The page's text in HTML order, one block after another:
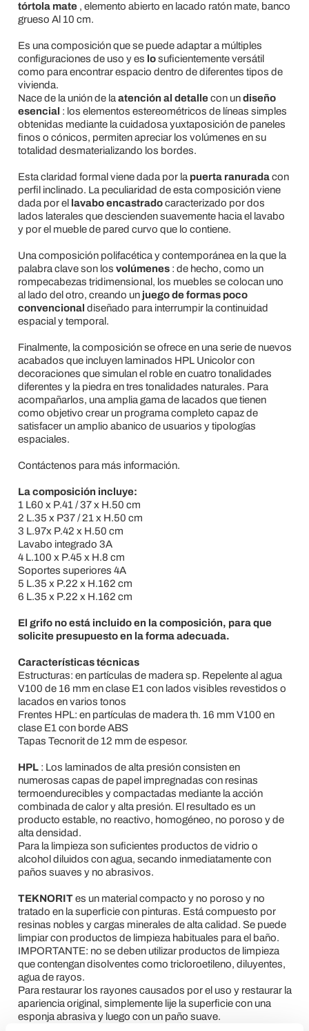
tórtola mate, elemento abierto en lacado ratón mate, banco
grueso Al 10 cm.
Es una composición que se puede adaptar a múltiples
configuraciones de uso y es losuficientemente versátil
como para encontrar espacio dentro de diferentes tipos de
vivienda.
Nace de la unión de la atención al detallecon undiseño
esencial : los elementos estereométricos de líneas simples
obtenidas mediante la cuidadosa yuxtaposición de paneles
finos o cónicos, permiten apreciar los volúmenes en su
totalidad desmaterializando los bordes.
Esta claridad formal viene dada por la puerta ranuradacon
perfil inclinado. La peculiaridad de esta composición viene
dada por el lavabo encastradocaracterizado por dos
lados laterales que descienden suavemente hacia el lavabo
y por el mueble de pared curvo que lo contiene.
Una composición polifacética y contemporánea en la que la
palabra clave son los volúmenes: de hecho, como un
rompecabezas tridimensional, los muebles se colocan uno
al lado del otro, creando un juego de formas poco
convencional diseñado para interrumpir la continuidad
espacial y temporal.
Finalmente, la composición se ofrece en una serie de nuevos
acabados que incluyen laminados HPL Unicolor con
decoraciones que simulan el roble en cuatro tonalidades
diferentes y la piedra en tres tonalidades naturales. Para
acompañarlos, una amplia gama de lacados que tienen
como objetivo crear un programa completo capaz de
satisfacer un amplio abanico de usuarios y tipologías
espaciales.
Contáctenos para más información.
La composición incluye:
1 L60 x P.41 / 37 x H.50 cm
2 L.35 x P37 / 21 x H.50 cm
3 L.97x P.42 x H.50 cm
Lavabo integrado 3A
4 L.100 x P.45 x H.8 cm
Soportes superiores 4A
5 L.35 x P.22 x H.162 cm
6 L.35 x P.22 x H.162 cm
El grifo no está incluido en la composición, para que
solicite presupuesto en la forma adecuada.
Características técnicas
Estructuras: en partículas de madera sp. Repelente al agua
V100 de 16 mm en clase E1 con lados visibles revestidos o
lacados en varios tonos
Frentes HPL: en partículas de madera th. 16 mm V100 en
clase E1 con borde ABS
Tapas Tecnorit de 12 mm de espesor.
HPL: Los laminados de alta presión consisten en
numerosas capas de papel impregnadas con resinas
termoendurecibles y compactadas mediante la acción
combinada de calor y alta presión. El resultado es un
producto estable, no reactivo, homogéneo, no poroso y de
alta densidad.
Para la limpieza son suficientes productos de vidrio o
alcohol diluidos con agua, secando inmediatamente con
paños suaves y no abrasivos.
TEKNORITes un material compacto y no poroso y no
tratado en la superficie con pinturas. Está compuesto por
resinas nobles y cargas minerales de alta calidad. Se puede
limpiar con productos de limpieza habituales para el baño.
IMPORTANTE: no se deben utilizar productos de limpieza
que contengan disolventes como tricloroetileno, diluyentes,
agua de rayos.
Para restaurar los rayones causados por el uso y restaurar la
apariencia original, simplemente lije la superficie con una
esponja abrasiva y luego con un paño suave.